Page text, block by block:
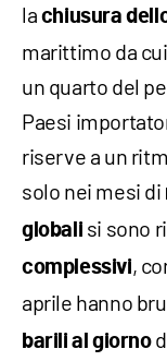
la chiusura
marittimo da
un quarto del
Paesi
riserve a un
solo nei mesi di
globali si sono
complessivi,
aprile hanno
barili al giorno